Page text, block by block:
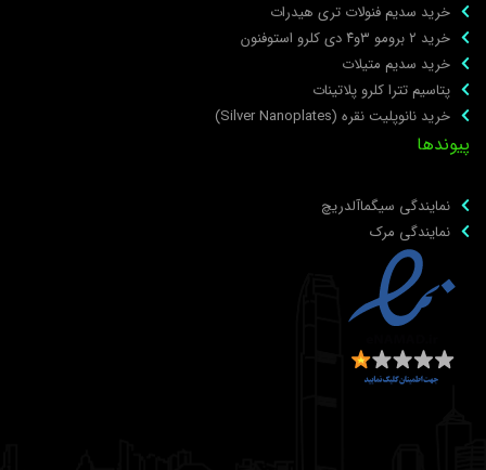
خرید سدیم فنولات تری هیدرات
خرید ۲ برومو ۳و۴ دی‌ کلرو استوفنون
خرید سدیم متیلات
پتاسیم تترا کلرو پلاتینات
خرید نانوپلیت نقره (Silver Nanoplates)
نمایندگی سیگماآلدریچ
نمایندگی مرک